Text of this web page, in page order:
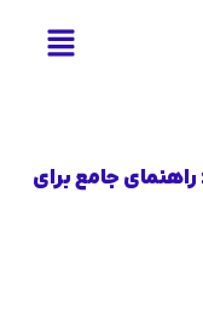
جامع برای